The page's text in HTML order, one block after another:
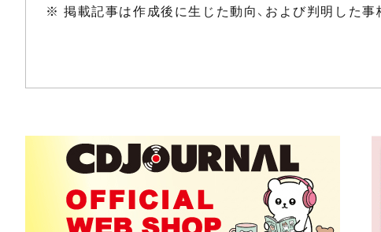
※ 掲載記事は作成後に生じた動向、および判明した事